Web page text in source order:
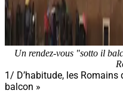
Un rendez-vous "sotto il
1/ D’habitude, les
balcon »